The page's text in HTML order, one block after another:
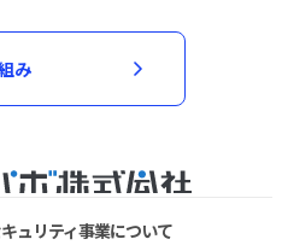
み
ュリティ事業について